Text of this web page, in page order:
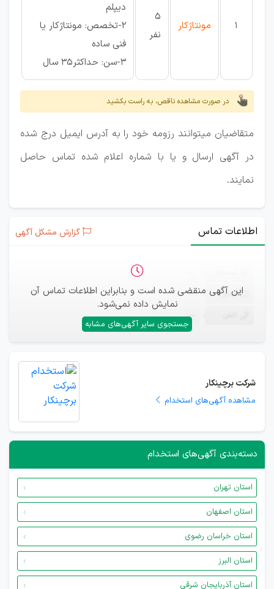
1 مونتاژکار
5
نفر
دیپلم
2-تخصص: مونتاژکار یا
فنی ساده
3-سن: حداکثر35 سال
در صورت مشاهده ناقص، به راست بکشید
متقاضیان میتوانند رزومه خود را به آدرس ایمیل درج شده
در آگهی ارسال و یا با شماره اعلام شده تماس حاصل
نمایند.
اطلاعات تماس گزارش مشکل آگهی
این آگهی منقضی شده است و بنابراین اطلاعات تماس آن
نمایش داده نمی‌شود.
جستجوی سایر آگهی‌های مشابه
ایمیل —
—
شرکت برچینکار
مشاهده آگهی‌های استخدام
دسته‌بندی آگهی‌های استخدام
استان تهران
استان اصفهان
استان خراسان رضوی
استان البرز
استان آذربایجان شرقی